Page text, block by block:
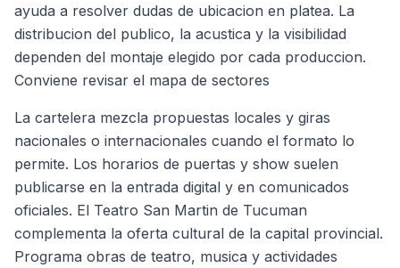
ayuda a resolver dudas de ubicacion en platea. La
distribucion del publico, la acustica y la visibilidad
dependen del montaje elegido por cada produccion.
Conviene revisar el mapa de sectores
La cartelera mezcla propuestas locales y giras
nacionales o internacionales cuando el formato lo
permite. Los horarios de puertas y show suelen
publicarse en la entrada digital y en comunicados
oficiales. El Teatro San Martin de Tucuman
complementa la oferta cultural de la capital provincial.
Programa obras de teatro, musica y actividades